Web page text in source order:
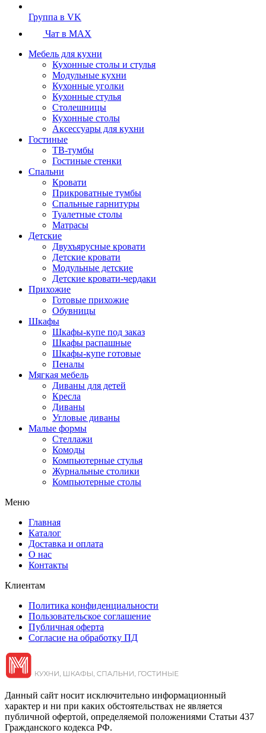
Группа в VK
Чат в MAX
Мебель для кухни
Кухонные столы и стулья
Модульные кухни
Кухонные уголки
Кухонные стулья
Столешницы
Кухонные столы
Аксессуары для кухни
Гостиные
ТВ-тумбы
Гостиные стенки
Спальни
Кровати
Прикроватные тумбы
Спальные гарнитуры
Туалетные столы
Матрасы
Детские
Двухъярусные кровати
Детские кровати
Модульные детские
Детские кровати-чердаки
Прихожие
Готовые прихожие
Обувницы
Шкафы
Шкафы-купе под заказ
Шкафы распашные
Шкафы-купе готовые
Пеналы
Мягкая мебель
Диваны для детей
Кресла
Диваны
Угловые диваны
Малые формы
Стеллажи
Комоды
Компьютерные стулья
Журнальные столики
Компьютерные столы
Меню
Главная
Каталог
Доставка и оплата
О нас
Контакты
Клиентам
Политика конфиденциальности
Пользовательское соглашение
Публичная оферта
Согласие на обработку ПД
Данный сайт носит исключительно информационный
характер и ни при каких обстоятельствах не является
публичной офертой, определяемой положениями Статьи 437
Гражданского кодекса РФ.